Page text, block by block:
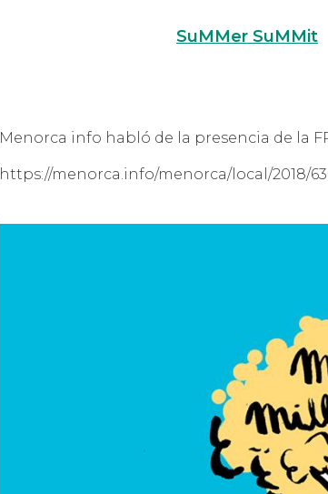
SuMMer SuMMit
Menorca info habló de la presencia de la
https://menorca.info/menorca/local/2018/